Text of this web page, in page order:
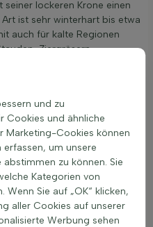
lockeren Krone einen
ist sehr winterhart bis etwa
auch für kalte Regionen
Ziergräsern,
zudem Nahrung und
die Art als Hochstamm,
Form.
großem Garten, Park oder
(USDA Zone 4)
Ziergräsern und
Blüte, rote Früchte und
und zu
Cookies und ähnliche
Marketing-Cookies können
um unsere
zu können. Sie
Kategorien von
Wenn Sie auf „OK“ klicken,
aller Cookies auf unserer
Werbung sehen